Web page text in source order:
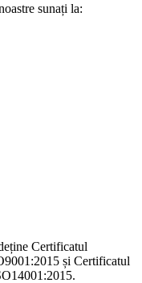
sunați la:
Certificatul
și Certificatul